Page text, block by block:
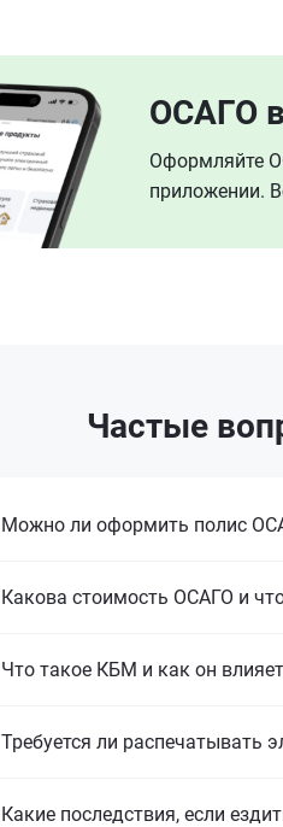
ОСАГО
Оформляйте
приложении.
Частые
Можно ли оформить полис
Какова стоимость ОСАГО и
Что такое КБМ и как он
Требуется ли распечатывать
Какие последствия, если